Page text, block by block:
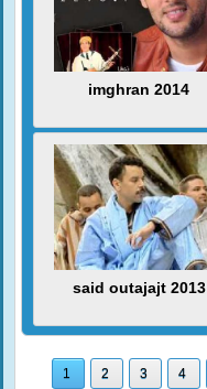
imghran 2014
said outajajt 2013
1 2 3 4